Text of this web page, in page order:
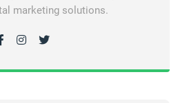
marketing solutions.